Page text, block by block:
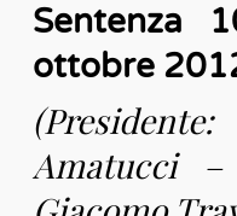
Sentenza
ottobre
Amatucci –